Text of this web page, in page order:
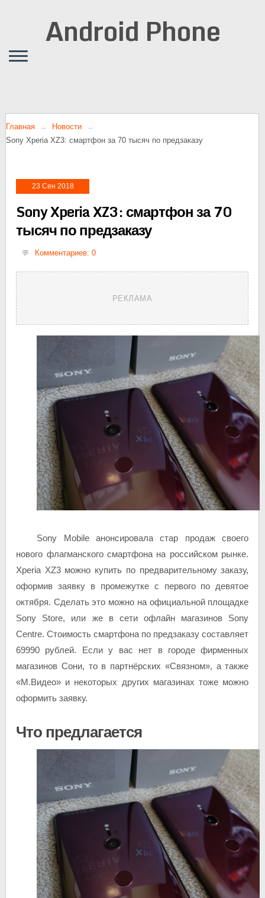
Android Phone
Главная
Новости
Sony Xperia XZ3: смартфон за 70 тысяч по предзаказу
23 Сен 2018
Sony Xperia XZ3: смартфон за 70
тысяч по предзаказу
Комментариев: 0
РЕКЛАМА
Sony Mobile анонсировала стар продаж своего
нового флагманского смартфона на российском рынке.
Xperia XZ3 можно купить по предварительному заказу,
оформив заявку в промежутке с первого по девятое
октября. Сделать это можно на официальной площадке
Sony Store, или же в сети офлайн магазинов Sony
Centre. Стоимость смартфона по предзаказу составляет
69990 рублей. Если у вас нет в городе фирменных
магазинов Сони, то в партнёрских «Связном», а также
«М.Видео» и некоторых других магазинах тоже можно
оформить заявку.
Что предлагается